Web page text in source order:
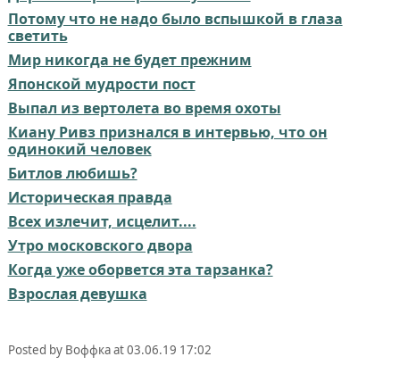
Потому что не надо было вспышкой в глаза
светить
Мир никогда не будет прежним
Японской мудрости пост
Выпал из вертолета во время охоты
Киану Ривз признался в интервью, что он
одинокий человек
Битлов любишь?
Историческая правда
Всех излечит, исцелит....
Утро московского двора
Когда уже оборвется эта тарзанка?
Взрослая девушка
Posted by Воффкаat03.06.19 17:02